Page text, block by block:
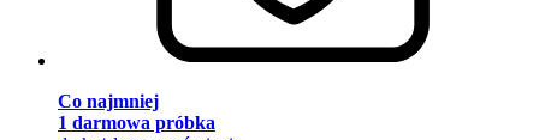
Co najmniej
1 darmowa próbka